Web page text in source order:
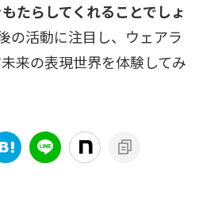
たらしてくれることでしょ
の活動に注目し、ウェアラ
来の表現世界を体験してみ